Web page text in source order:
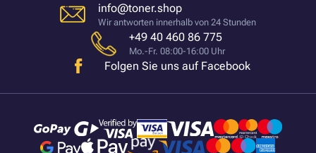
info@toner.shop
Wir antworten innerhalb von 24 Stunden
+49 40 460 86 775
Mo.-Fr. 08:00-16:00 Uhr
Folgen Sie uns auf Facebook